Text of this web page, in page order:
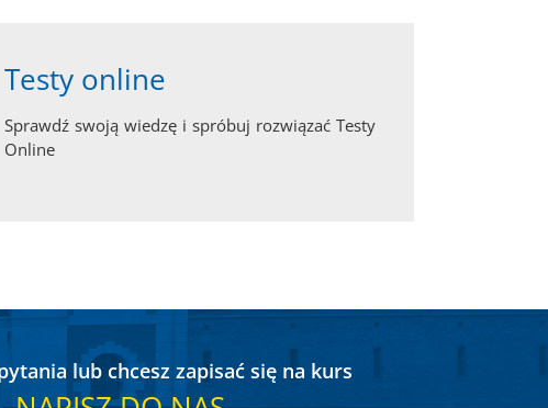
Testy online
Sprawdź swoją wiedzę i spróbuj rozwiązać Testy
Online
lub chcesz zapisać się na kurs